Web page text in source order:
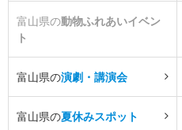
富山県の動物ふれあいイベン
ト
富山県の演劇・講演会
富山県の夏休みスポット